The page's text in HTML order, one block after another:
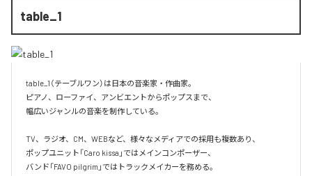
table_1
table_1（テーブルワン）は日本の音楽家・作曲家。
ピアノ、ローファイ、アンビエントからポップスまで、
幅広いジャンルの音楽を制作している。
TV、ラジオ、CM、WEBなど、様々なメディアでの採用も複数あり、
ポップユニット「Caro kissa」ではメインコンポーザー、
バンド「FAVO pilgrim」ではトラックメイカーを務める。